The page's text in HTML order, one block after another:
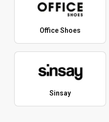
Office Shoes
Sinsay